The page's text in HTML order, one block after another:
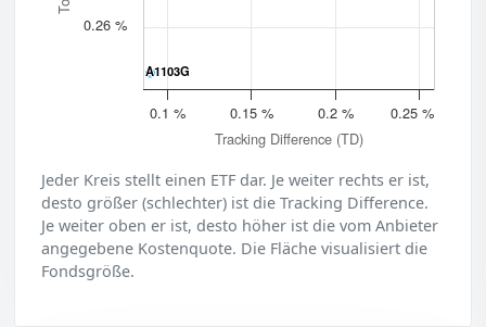
Tracking Difference (TD)
A1103G
A1103G
0.1 % 0.15 % 0.2 % 0.25 %
0.26 %
Jeder Kreis stellt einen ETF dar. Je weiter rechts er ist,
desto größer (schlechter) ist die Tracking Difference.
Je weiter oben er ist, desto höher ist die vom Anbieter
angegebene Kostenquote. Die Fläche visualisiert die
Fondsgröße.